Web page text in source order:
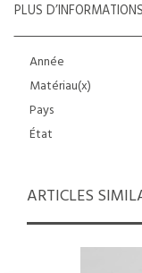
PLUS D’INFORMATIONS
Année
Matériau(x)
Pays
État
ARTICLES